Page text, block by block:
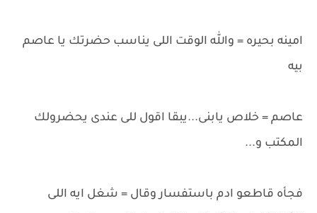
امينه بحيره = والله الوقت اللى يناسب حضرتك يا عاصم
بيه
عاصم = خلاص يابنى...يبقا اقول للى عندى يحضرولك
المكتب و...
فجأه قاطعو ادم باستفسار وقال = شغل ايه اللى